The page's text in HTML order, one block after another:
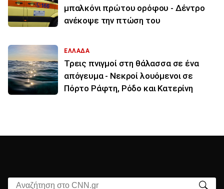
μπαλκόνι πρώτου ορόφου - Δέντρο
ανέκοψε την πτώση του
ΕΛΛΑΔΑ
Τρεις πνιγμοί στη θάλασσα σε ένα
απόγευμα - Νεκροί λουόμενοι σε
Πόρτο Ράφτη, Ρόδο και Κατερίνη
Αναζήτηση στο CNN.gr